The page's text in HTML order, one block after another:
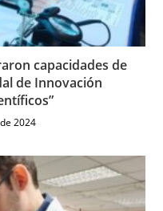
capacidades de
de Innovación
2024